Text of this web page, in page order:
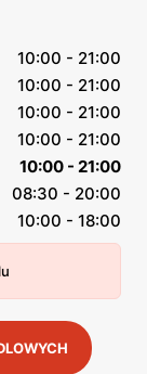
10:00 - 21:00
10:00 - 21:00
10:00 - 21:00
10:00 - 21:00
10:00 - 21:00
08:30 - 20:00
10:00 - 18:00